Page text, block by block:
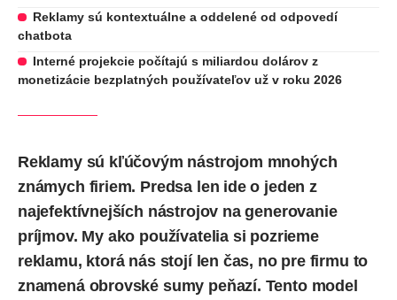
Reklamy sú kontextuálne a oddelené od odpovedí
chatbota
Interné projekcie počítajú s miliardou dolárov z
monetizácie bezplatných používateľov už v roku 2026
Reklamy sú kľúčovým nástrojom mnohých
známych firiem. Predsa len ide o jeden z
najefektívnejších nástrojov na generovanie
príjmov. My ako používatelia si pozrieme
reklamu, ktorá nás stojí len čas, no pre firmu to
znamená obrovské sumy peňazí. Tento model